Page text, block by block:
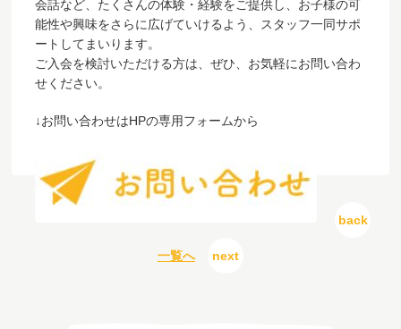
会話など、たくさんの体験・経験をご提供し、お子様の可
能性や興味をさらに広げていけるよう、スタッフ一同サポ
ートしてまいります。
ご入会を検討いただける方は、ぜひ、お気軽にお問い合わ
せください。
↓お問い合わせはHPの専用フォームから
back
一覧へ next